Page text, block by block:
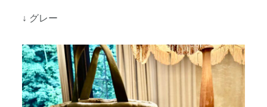
↓ グレー